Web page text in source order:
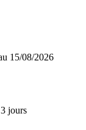
15/08/2026
jours